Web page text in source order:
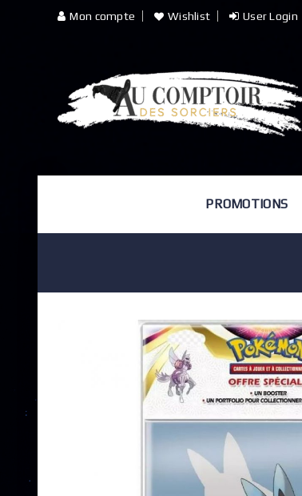
Mon compte Wishlist User Login
PROMOTIONS